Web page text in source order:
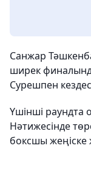
Санжар
ширек
Сурешпен
Үшінші раундта
Нәтижесінде
боксшы жеңіске